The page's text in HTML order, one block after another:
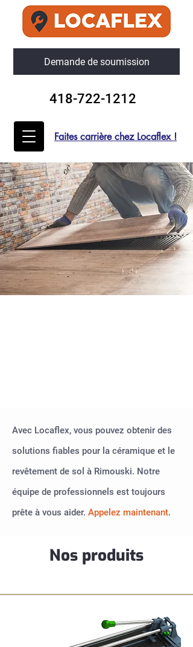
Demande de soumission
418-722-1212
Faites carrière chez Locaflex !
Avec Locaflex, vous pouvez obtenir des
solutions fiables pour la céramique et le
revêtement de sol à Rimouski. Notre
équipe de professionnels est toujours
prête à vous aider. Appelez maintenant.
Nos produits